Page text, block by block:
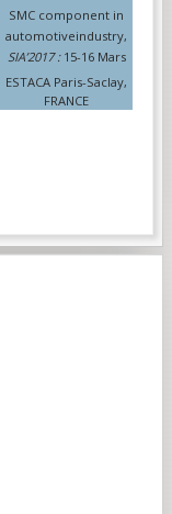
SMC component in
automotiveindustry,
SIA’2017 : 15-16 Mars
ESTACA Paris-Saclay,
FRANCE